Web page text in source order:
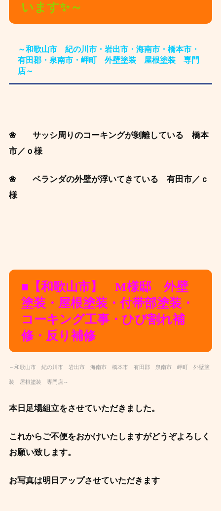
います✨～
～和歌山市 紀の川市・岩出市・海南市・橋本市・
有田郡・泉南市・岬町 外壁塗装 屋根塗装 専門
店～
❀ サッシ周りのコーキングが剝離している 橋本
市／ｏ様
❀ ベランダの外壁が浮いてきている 有田市／ｃ
様
■【和歌山市】 M様邸 外壁
塗装・屋根塗装・付帯部塗装・
コーキング工事・ひび割れ補
修・反り補修
～和歌山市 紀の川市 岩出市 海南市 橋本市 有田郡 泉南市 岬町 外壁塗
装 屋根塗装 専門店～
本日足場組立をさせていただきました。
これからご不便をおかけいたしますがどうぞよろしく
お願い致します。
お写真は明日アップさせていただきます